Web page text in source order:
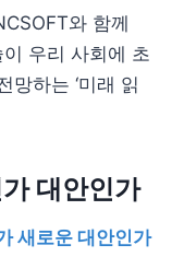
와 함께
우리 사회에 초
망하는 ‘미래 읽
대안인가
새로운 대안인가